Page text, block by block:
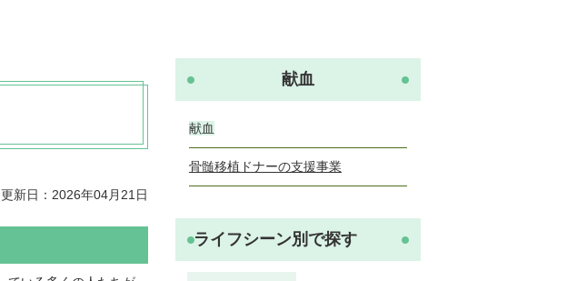
更新日：2026年04月21日
献血
献血
骨髄移植ドナーの支援事業
ライフシーン別で探す